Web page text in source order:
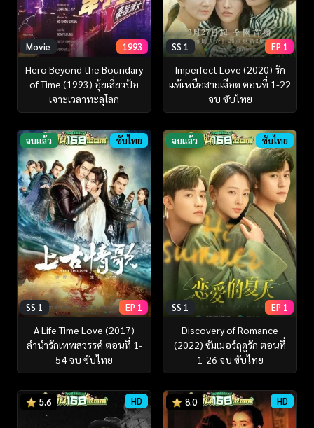
Movie 1993
Hero Beyond the Boundary
of Time (1993) อุ้ยเสี่ยวป้อ
เจาะเวลาทะลุโลก
SS 1 EP 1
Imperfect Love (2020) รัก
แท้เหนือสายเลือด ตอนที่ 1-22
จบ ซับไทย
จบแล้ว ซับไทย
SS 1 EP 1
A Life Time Love (2017)
ลำนำรักเทพสวรรค์ ตอนที่ 1-
54 จบ ซับไทย
จบแล้ว ซับไทย
SS 1 EP 1
Discovery of Romance
(2022) ซัมเมอร์ฤดูรัก ตอนที่
1-26 จบ ซับไทย
5.6 HD 8.0 HD